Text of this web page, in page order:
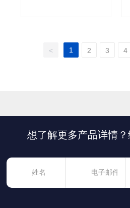
< 1 2 3 4
想了解更多产品详情